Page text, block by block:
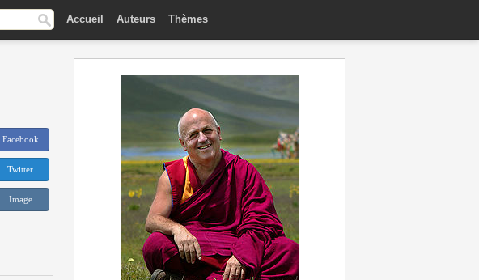
Accueil Auteurs Thèmes
Facebook
Twitter
Image